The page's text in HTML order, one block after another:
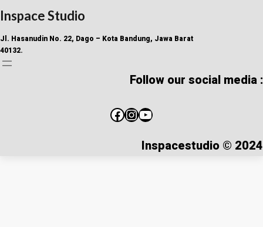
Inspace Studio
Jl. Hasanudin No. 22, Dago – Kota Bandung, Jawa Barat
40132.
Follow our social media :
Inspacestudio © 2024